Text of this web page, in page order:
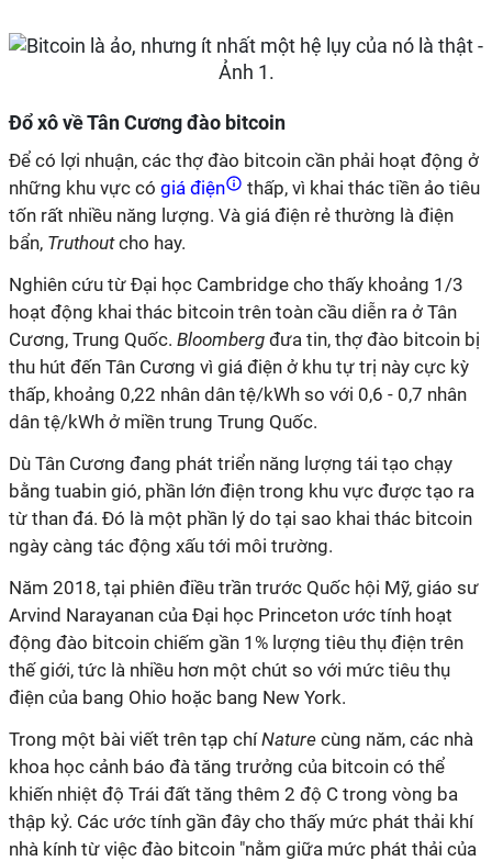
Đổ xô về Tân Cương đào bitcoin
Để có lợi nhuận, các thợ đào bitcoin cần phải hoạt động ở
những khu vực có giá điện
thấp, vì khai thác tiền ảo tiêu
tốn rất nhiều năng lượng. Và giá điện rẻ thường là điện
bẩn, Truthoutcho hay.
Nghiên cứu từ Đại học Cambridge cho thấy khoảng 1/3
hoạt động khai thác bitcoin trên toàn cầu diễn ra ở Tân
Cương, Trung Quốc. Bloomberg đưa tin, thợ đào bitcoin bị
thu hút đến Tân Cương vì giá điện ở khu tự trị này cực kỳ
thấp, khoảng 0,22 nhân dân tệ/kWh so với 0,6 - 0,7 nhân
dân tệ/kWh ở miền trung Trung Quốc.
Dù Tân Cương đang phát triển năng lượng tái tạo chạy
bằng tuabin gió, phần lớn điện trong khu vực được tạo ra
từ than đá. Đó là một phần lý do tại sao khai thác bitcoin
ngày càng tác động xấu tới môi trường.
Năm 2018, tại phiên điều trần trước Quốc hội Mỹ, giáo sư
Arvind Narayanan của Đại học Princeton ước tính hoạt
động đào bitcoin chiếm gần 1% lượng tiêu thụ điện trên
thế giới, tức là nhiều hơn một chút so với mức tiêu thụ
điện của bang Ohio hoặc bang New York.
Trong một bài viết trên tạp chíNature cùng năm, các nhà
khoa học cảnh báo đà tăng trưởng của bitcoin có thể
khiến nhiệt độ Trái đất tăng thêm 2 độ C trong vòng ba
thập kỷ. Các ước tính gần đây cho thấy mức phát thải khí
nhà kính từ việc đào bitcoin "nằm giữa mức phát thải của